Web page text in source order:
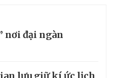
nơi đại ngàn